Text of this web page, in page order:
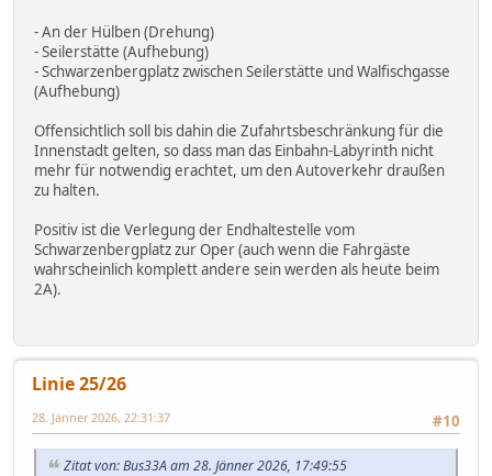
- An der Hülben (Drehung)
- Seilerstätte (Aufhebung)
- Schwarzenbergplatz zwischen Seilerstätte und Walfischgasse
(Aufhebung)
Offensichtlich soll bis dahin die Zufahrtsbeschränkung für die
Innenstadt gelten, so dass man das Einbahn-Labyrinth nicht
mehr für notwendig erachtet, um den Autoverkehr draußen
zu halten.
Positiv ist die Verlegung der Endhaltestelle vom
Schwarzenbergplatz zur Oper (auch wenn die Fahrgäste
wahrscheinlich komplett andere sein werden als heute beim
2A).
Linie 25/26
#10
28. Jänner 2026, 22:31:37
Zitat von: Bus33A am 28. Jänner 2026, 17:49:55